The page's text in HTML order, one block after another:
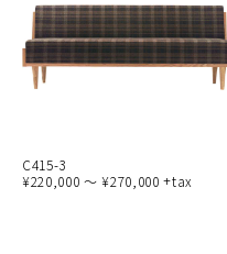
C415-3
¥220,000 ～ ¥270,000 +tax